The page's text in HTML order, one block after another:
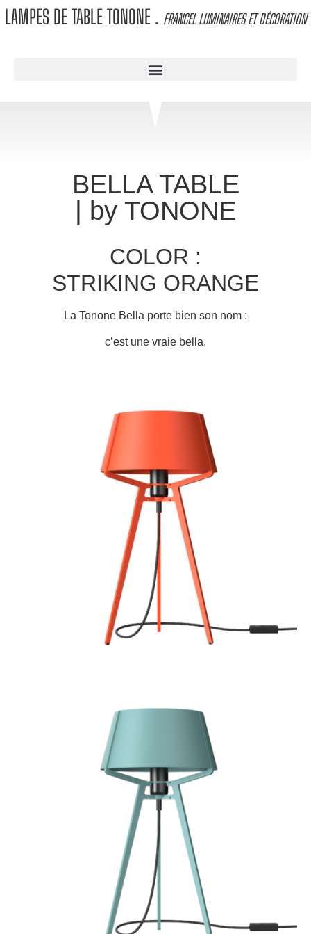
LAMPES DE TABLE TONONE . FRANCEL LUMINAIRES ET DÉCORATION
BELLA TABLE
| by TONONE
COLOR :
STRIKING ORANGE
La Tonone Bella porte bien son nom :
c’est une vraie bella.